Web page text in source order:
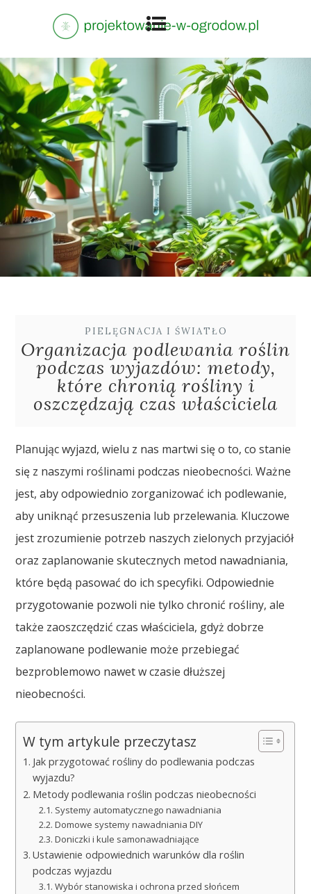
PIELĘGNACJA I ŚWIATŁO
Organizacja podlewania roślin
podczas wyjazdów: metody,
które chronią rośliny i
oszczędzają czas właściciela
Planując wyjazd, wielu z nas martwi się o to, co stanie
się z naszymi roślinami podczas nieobecności. Ważne
jest, aby odpowiednio zorganizować ich podlewanie,
aby uniknąć przesuszenia lub przelewania. Kluczowe
jest zrozumienie potrzeb naszych zielonych przyjaciół
oraz zaplanowanie skutecznych metod nawadniania,
które będą pasować do ich specyfiki. Odpowiednie
przygotowanie pozwoli nie tylko chronić rośliny, ale
także zaoszczędzić czas właściciela, gdyż dobrze
zaplanowane podlewanie może przebiegać
bezproblemowo nawet w czasie dłuższej
nieobecności.
W tym artykule przeczytasz
Jak przygotować rośliny do podlewania podczas
wyjazdu?
Metody podlewania roślin podczas nieobecności
Systemy automatycznego nawadniania
Domowe systemy nawadniania DIY
Doniczki i kule samonawadniające
Ustawienie odpowiednich warunków dla roślin
podczas wyjazdu
Wybór stanowiska i ochrona przed słońcem